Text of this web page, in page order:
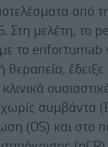
από
Στη μελέτη, το
το
θεραπεία, έδειξε
συμβάντα
(OS) και στο